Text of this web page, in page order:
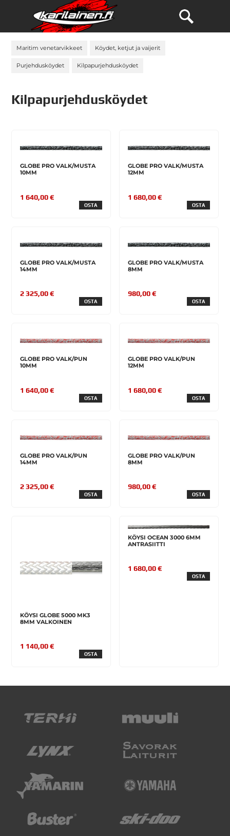
Maritim venetarvikkeet Köydet, ketjut ja vaijerit
Purjehdusköydet Kilpapurjehdusköydet
Kilpapurjehdusköydet
GLOBE PRO VALK/MUSTA
10MM
1 640,00 €
OSTA
GLOBE PRO VALK/MUSTA
12MM
1 680,00 €
OSTA
GLOBE PRO VALK/MUSTA
14MM
2 325,00 €
OSTA
GLOBE PRO VALK/MUSTA
8MM
980,00 €
OSTA
GLOBE PRO VALK/PUN
10MM
1 640,00 €
OSTA
GLOBE PRO VALK/PUN
12MM
1 680,00 €
OSTA
GLOBE PRO VALK/PUN
14MM
2 325,00 €
OSTA
GLOBE PRO VALK/PUN
8MM
980,00 €
OSTA
KÖYSI GLOBE 5000 MK3
8MM VALKOINEN
1 140,00 €
OSTA
KÖYSI OCEAN 3000 6MM
ANTRASIITTI
1 680,00 €
OSTA